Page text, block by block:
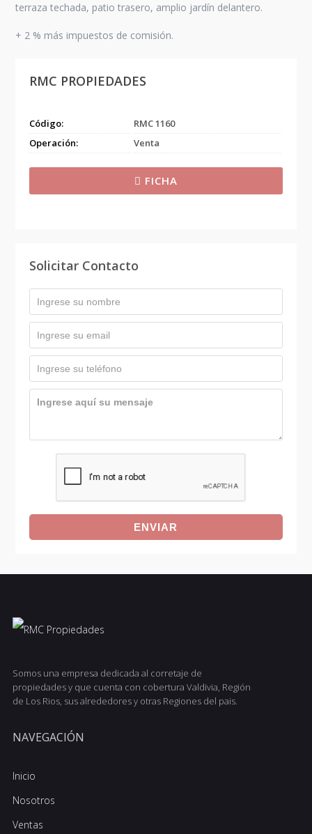
terraza techada, patio trasero, amplio jardín delantero.
+ 2 % más impuestos de comisión.
RMC PROPIEDADES
Código:
RMC 1160
Operación:
Venta
FICHA
Solicitar Contacto
Somos una empresa dedicada al corretaje de
propiedades y que cuenta con cobertura Valdivia, Región
de Los Rios, sus alrededores y otras Regiones del pais.
NAVEGACIÓN
Inicio
Nosotros
Ventas